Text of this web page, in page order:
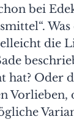
bei
Was
die
hat? Oder
Vorlieben,